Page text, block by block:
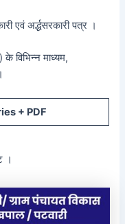
एवं अर्द्धसरकारी पत्र ।
विभिन्न माध्यम,
+ PDF
।